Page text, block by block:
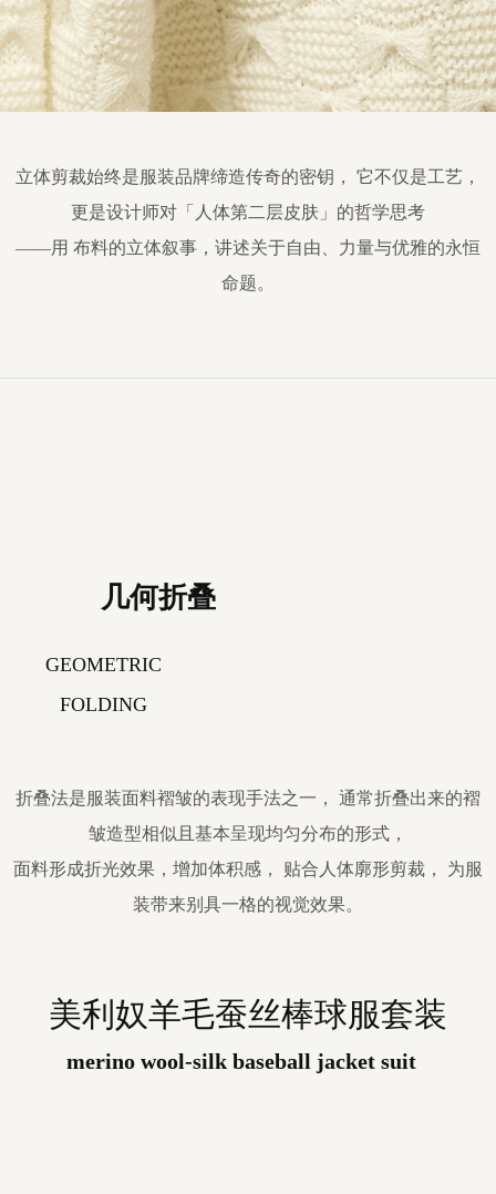
立体剪裁始终是服装品牌缔造传奇的密钥， 它不仅是工艺，
更是设计师对「人体第二层皮肤」的哲学思考
——用 布料的立体叙事，讲述关于自由、力量与优雅的永恒
命题。
美利奴羊毛蚕丝棒球服套装
merino wool-silk baseball jacket suit
几何折叠
折叠法是服装面料褶皱的表现手法之一， 通常折叠出来的褶
皱造型相似且基本呈现均匀分布的形式，
面料形成折光效果，增加体积感， 贴合人体廓形剪裁， 为服
装带来别具一格的视觉效果。
GEOMETRIC
FOLDING